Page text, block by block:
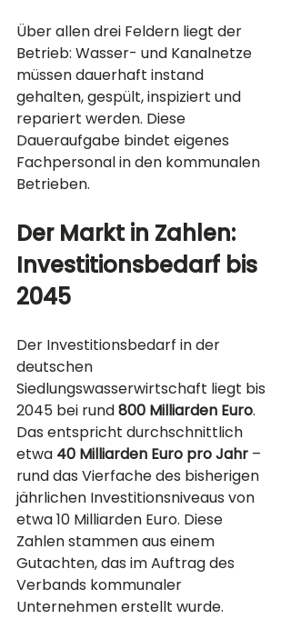
Über allen drei Feldern liegt der
Betrieb: Wasser- und Kanalnetze
müssen dauerhaft instand
gehalten, gespült, inspiziert und
repariert werden. Diese
Daueraufgabe bindet eigenes
Fachpersonal in den kommunalen
Betrieben.
Der Markt in Zahlen:
Investitionsbedarf bis
2045
Der Investitionsbedarf in der
deutschen
Siedlungswasserwirtschaft liegt bis
2045 bei rund 800 Milliarden Euro.
Das entspricht durchschnittlich
etwa 40 Milliarden Euro pro Jahr –
rund das Vierfache des bisherigen
jährlichen Investitionsniveaus von
etwa 10 Milliarden Euro. Diese
Zahlen stammen aus einem
Gutachten, das im Auftrag des
Verbands kommunaler
Unternehmen erstellt wurde.